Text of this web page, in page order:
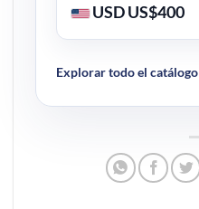
USD US$400
Explorar todo el catálogo